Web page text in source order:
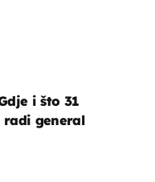
i što 31
general